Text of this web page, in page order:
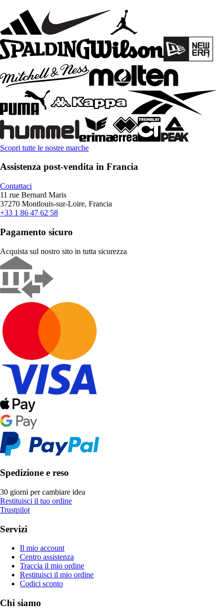
Scopri tutte le nostre marche
Assistenza post-vendita in Francia
Contattaci
11 rue Bernard Maris
37270 Montlouis-sur-Loire, Francia
+33 1 86 47 62 58
Pagamento sicuro
Acquista sul nostro sito in tutta sicurezza
Spedizione e reso
30 giorni per cambiare idea
Restituisci il tuo ordine
Trustpilot
Servizi
Il mio account
Centro assistenza
Traccia il mio ordine
Restituisci il mio ordine
Codici sconto
Chi siamo